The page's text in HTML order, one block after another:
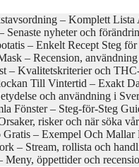
– Komplett Lista
Senaste nyheter och
– Enkelt Recept Steg för
– Recension,
– Kvalitetskriterier och
Till Vintertid – Exakt
och användning i
Fönster – Steg-för-Steg
risker och när söka
– Exempel Och Mallar
– Stream, rollista och
öppettider och